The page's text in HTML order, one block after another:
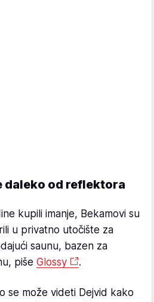
od reflektora
kupili imanje, Bekamovi su
u privatno utočište za
saunu, bazen za
piše Glossy .
se može videti Dejvid kako